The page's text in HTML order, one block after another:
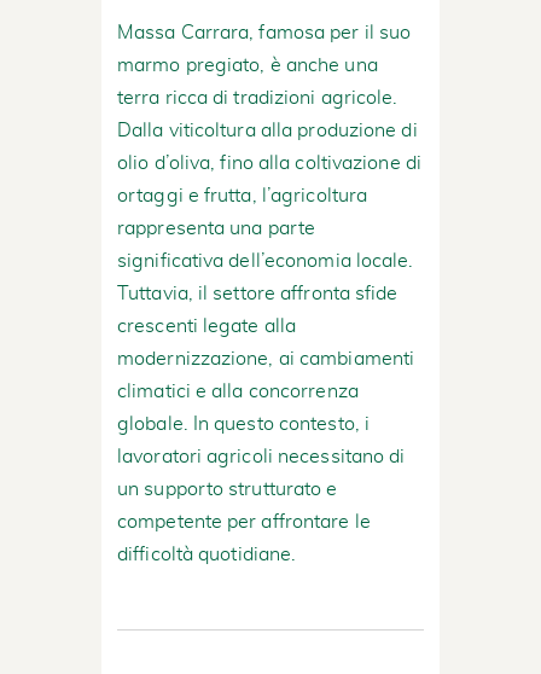
Massa Carrara, famosa per il suo
marmo pregiato, è anche una
terra ricca di tradizioni agricole.
Dalla viticoltura alla produzione di
olio d’oliva, fino alla coltivazione di
ortaggi e frutta, l’agricoltura
rappresenta una parte
significativa dell’economia locale.
Tuttavia, il settore affronta sfide
crescenti legate alla
modernizzazione, ai cambiamenti
climatici e alla concorrenza
globale. In questo contesto, i
lavoratori agricoli necessitano di
un supporto strutturato e
competente per affrontare le
difficoltà quotidiane.